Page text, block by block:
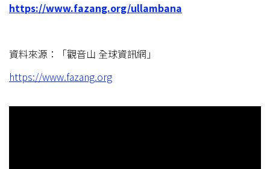
https://www.fazang.org/ullambana
資料來源：「觀音山 全球資訊網」
https://www.fazang.org